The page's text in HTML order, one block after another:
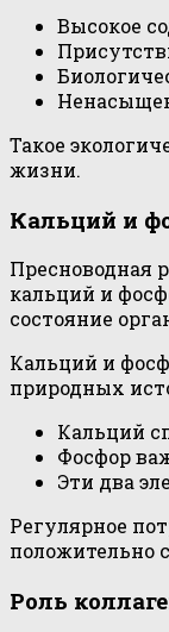
Высокое
Такое
жизни.
Кальций и
Пресноводная
кальций и
состояние
Кальций и
природных
Кальций
Фосфор
Эти два
Регулярное
положительно
Роль